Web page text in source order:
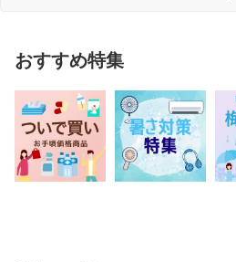
おすすめ特集